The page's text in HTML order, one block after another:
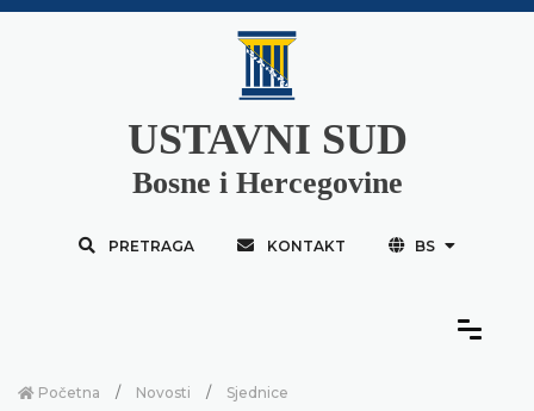
USTAVNI SUD
Bosne i Hercegovine
PRETRAGA KONTAKT BS
Početna Novosti Sjednice